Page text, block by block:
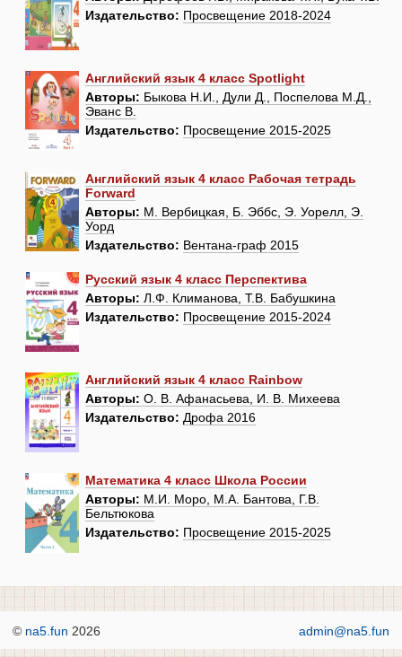
Издательство: Просвещение 2018-2024
Английский язык 4 класс Spotlight
Авторы: Быкова Н.И., Дули Д., Поспелова М.Д.,
Эванс В.
Издательство: Просвещение 2015-2025
Английский язык 4 класс Рабочая тетрадь
Forward
Авторы: М. Вербицкая, Б. Эббс, Э. Уорелл, Э.
Уорд
Издательство: Вентана-граф 2015
Русский язык 4 класс Перспектива
Авторы: Л.Ф. Климанова, Т.В. Бабушкина
Издательство: Просвещение 2015-2024
Английский язык 4 класс Rainbow
Авторы: О. В. Афанасьева, И. В. Михеева
Издательство: Дрофа 2016
Математика 4 класс Школа России
Авторы: М.И. Моро, М.А. Бантова, Г.В.
Бельтюкова
Издательство: Просвещение 2015-2025
admin@na5.fun
© na5.fun 2026